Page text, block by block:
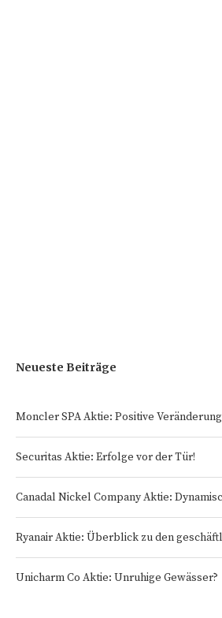
Neueste Beiträge
Moncler SPA Aktie: Positive
Securitas Aktie: Erfolge vor der Tür!
Canadal Nickel Company Aktie:
Ryanair Aktie: Überblick zu den
Unicharm Co Aktie: Unruhige Gewässer?